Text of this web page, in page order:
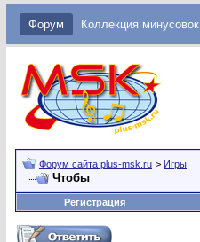
Форум Коллекция минусовок
Форум сайта plus-msk.ru > Игры
Чтобы
Регистрация